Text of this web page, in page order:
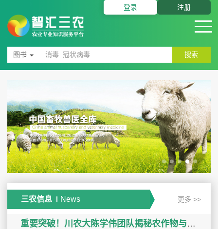
登录 注册
图书 搜索
三农信息 News 更多 >>
重要突破！川农大陈学伟团队揭秘农作物与病原菌...